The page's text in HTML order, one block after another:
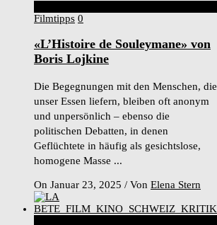
Filmtipps 0
«L’Histoire de Souleymane» von
Boris Lojkine
Die Begegnungen mit den Menschen, die
unser Essen liefern, bleiben oft anonym
und unpersönlich – ebenso die
politischen Debatten, in denen
Geflüchtete in häufig als gesichtslose,
homogene Masse ...
On Januar 23, 2025 / Von Elena Stern